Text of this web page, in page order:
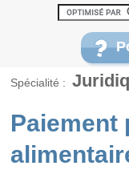
Spécialité :
Paiement